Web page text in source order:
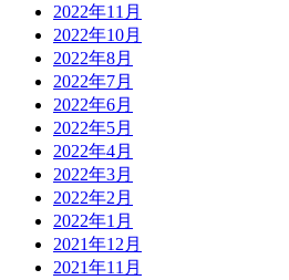
2022年11月
2022年10月
2022年8月
2022年7月
2022年6月
2022年5月
2022年4月
2022年3月
2022年2月
2022年1月
2021年12月
2021年11月